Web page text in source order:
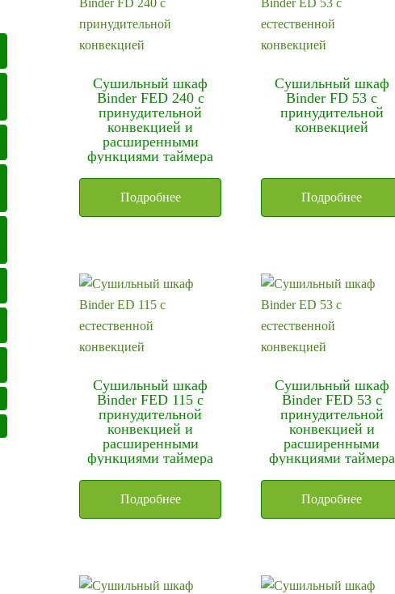
Сушильный шкаф
Binder FED 240 с
принудительной
конвекцией и
расширенными
функциями таймера
Подробнее
Сушильный шкаф
Binder FD 53 с
принудительной
конвекцией
Подробнее
Сушильный шкаф
Binder FED 115 с
принудительной
конвекцией и
расширенными
функциями таймера
Подробнее
Сушильный шкаф
Binder FED 53 с
принудительной
конвекцией и
расширенными
функциями таймера
Подробнее